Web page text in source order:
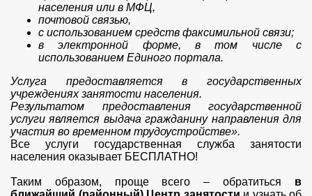
населения или в МФЦ,
почтовой связью,
с использованием средств факсимильной связи;
в электронной форме, в том числе с
использованием Единого портала.
Услуга предоставляется в государственных
учреждениях занятости населения.
Результатом предоставления государственной
услуги является выдача гражданину направления для
участия во временном трудоустройстве».
Все услуги государственная служба занятости
населения оказывает БЕСПЛАТНО!
Таким образом, проще всего – обратиться в